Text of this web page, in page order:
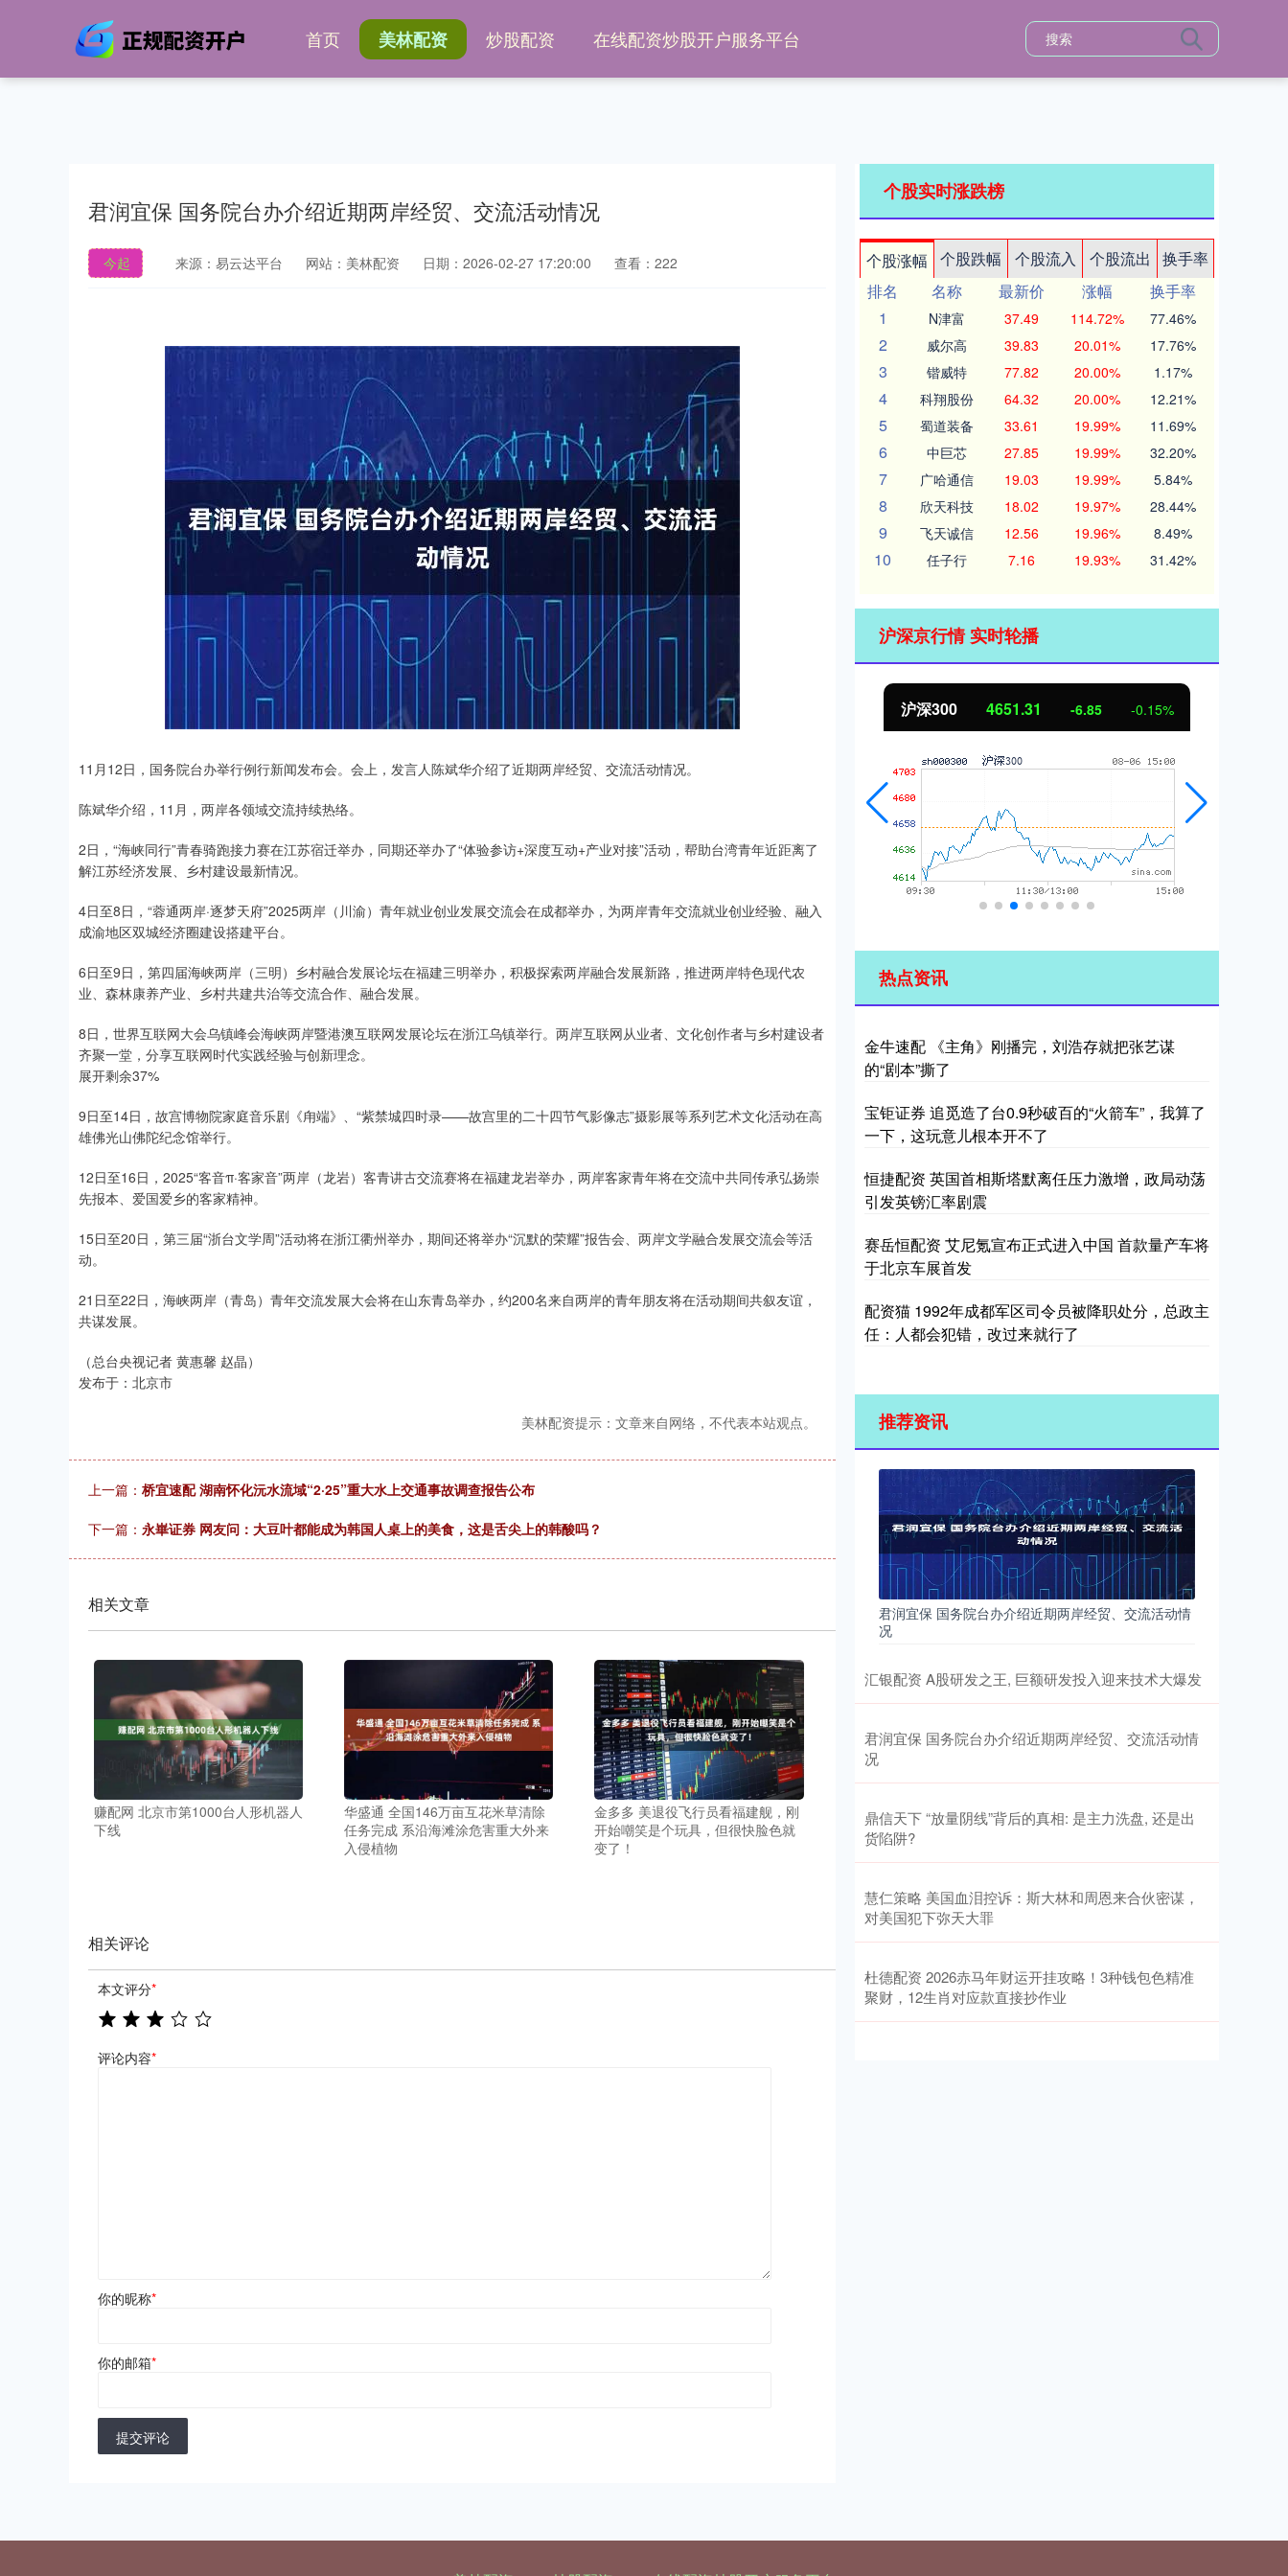
首页 美林配资 炒股配资 在线配资炒股开户服务平台
君润宜保 国务院台办介绍近期两岸经贸、交流活动情况
今起 来源：易云达平台 网站：美林配资 日期：2026-02-27 17:20:00 查看：222
11月12日，国务院台办举行例行新闻发布会。会上，发言人陈斌华介绍了近期两岸经贸、交流活动情况。
陈斌华介绍，11月，两岸各领域交流持续热络。
2日，“海峡同行”青春骑跑接力赛在江苏宿迁举办，同期还举办了“体验参访+深度互动+产业对接”活动，帮助台湾青年近距离了
解江苏经济发展、乡村建设最新情况。
4日至8日，“蓉通两岸·逐梦天府”2025两岸（川渝）青年就业创业发展交流会在成都举办，为两岸青年交流就业创业经验、融入
成渝地区双城经济圈建设搭建平台。
6日至9日，第四届海峡两岸（三明）乡村融合发展论坛在福建三明举办，积极探索两岸融合发展新路，推进两岸特色现代农
业、森林康养产业、乡村共建共治等交流合作、融合发展。
8日，世界互联网大会乌镇峰会海峡两岸暨港澳互联网发展论坛在浙江乌镇举行。两岸互联网从业者、文化创作者与乡村建设者
齐聚一堂，分享互联网时代实践经验与创新理念。
展开剩余37%
9日至14日，故宫博物院家庭音乐剧《甪端》、“紫禁城四时录——故宫里的二十四节气影像志”摄影展等系列艺术文化活动在高
雄佛光山佛陀纪念馆举行。
12日至16日，2025“客音π·客家音”两岸（龙岩）客青讲古交流赛将在福建龙岩举办，两岸客家青年将在交流中共同传承弘扬崇
先报本、爱国爱乡的客家精神。
15日至20日，第三届“浙台文学周”活动将在浙江衢州举办，期间还将举办“沉默的荣耀”报告会、两岸文学融合发展交流会等活
动。
21日至22日，海峡两岸（青岛）青年交流发展大会将在山东青岛举办，约200名来自两岸的青年朋友将在活动期间共叙友谊，
共谋发展。
（总台央视记者 黄惠馨 赵晶）
发布于：北京市
美林配资提示：文章来自网络，不代表本站观点。
上一篇： 桥宜速配 湖南怀化沅水流域“2·25”重大水上交通事故调查报告公布
下一篇： 永崋证券 网友问：大豆叶都能成为韩国人桌上的美食，这是舌尖上的韩酸吗？
相关文章
赚配网 北京市第1000台人形机器人
下线
华盛通 全国146万亩互花米草清除
任务完成 系沿海滩涂危害重大外来
入侵植物
金多多 美退役飞行员看福建舰，刚
开始嘲笑是个玩具，但很快脸色就
变了！
相关评论
本文评分*
评论内容*
你的昵称*
你的邮箱*
提交评论
个股实时涨跌榜
个股涨幅 个股跌幅 个股流入 个股流出
换手率
排名
名称 最新价 涨幅
换手率
1
N津富 37.49 114.72% 77.46%
2 威尔高 39.83 20.01% 17.76%
3 锴威特 77.82 20.00% 1.17%
4 科翔股份 64.32 20.00% 12.21%
5 蜀道装备 33.61 19.99% 11.69%
6 中巨芯 27.85 19.99% 32.20%
7 广哈通信 19.03 19.99% 5.84%
8 欣天科技 18.02 19.97% 28.44%
9 飞天诚信 12.56 19.96% 8.49%
10 任子行 7.16 19.93% 31.42%
沪深京行情 实时轮播
3900.35 -34.08 沪深300 4651.31 -6.85 -0.15%
热点资讯
金牛速配 《主角》刚播完，刘浩存就把张艺谋
的“剧本”撕了
宝钜证券 追觅造了台0.9秒破百的“火箭车”，我算了
一下，这玩意儿根本开不了
恒捷配资 英国首相斯塔默离任压力激增，政局动荡
引发英镑汇率剧震
赛岳恒配资 艾尼氪宣布正式进入中国 首款量产车将
于北京车展首发
配资猫 1992年成都军区司令员被降职处分，总政主
任：人都会犯错，改过来就行了
推荐资讯
君润宜保 国务院台办介绍近期两岸经贸、交流活动情
况
汇银配资 A股研发之王, 巨额研发投入迎来技术大爆发
君润宜保 国务院台办介绍近期两岸经贸、交流活动情
况
鼎信天下 “放量阴线”背后的真相: 是主力洗盘, 还是出
货陷阱?
慧仁策略 美国血泪控诉：斯大林和周恩来合伙密谋，
对美国犯下弥天大罪
杜德配资 2026赤马年财运开挂攻略！3种钱包色精准
聚财，12生肖对应款直接抄作业